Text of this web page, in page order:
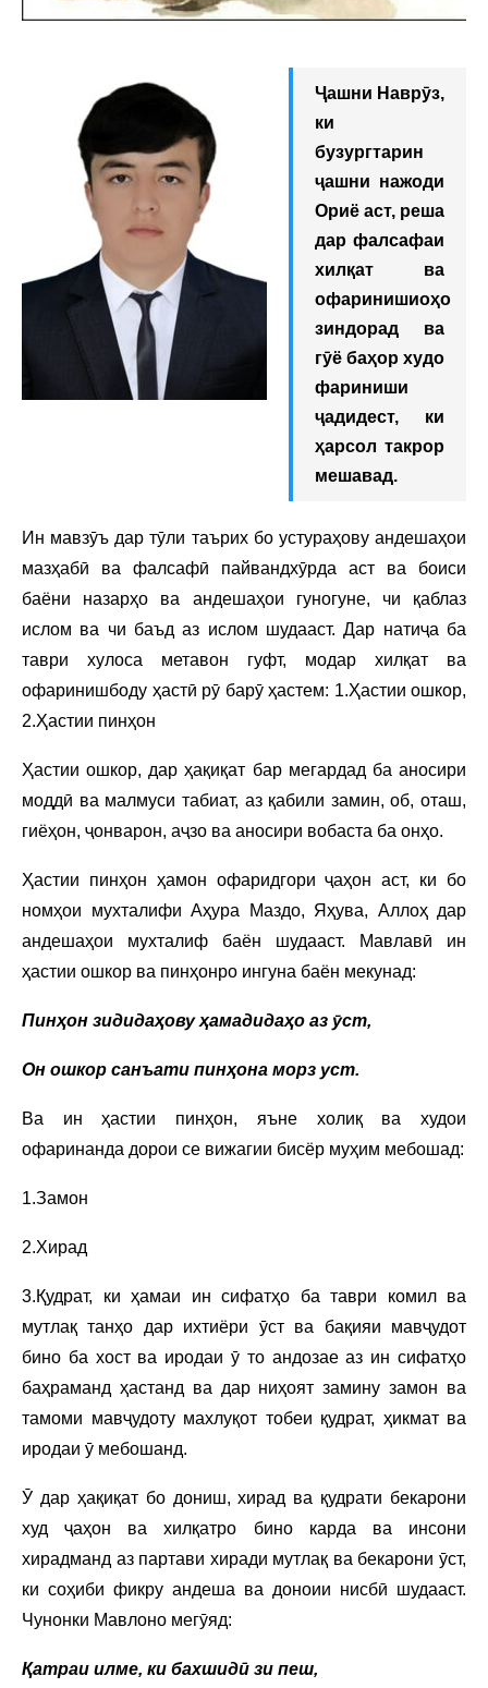
Ҷашни Наврӯз,
ки
бузургтарин
ҷашни нажоди
Ориё аст, реша
дар фалсафаи
хилқат ва
офаринишиоҳо
зиндорад ва
гӯё баҳор худо
фариниши
ҷадидест, ки
ҳарсол такрор
мешавад.
Ин мавзӯъ дар тӯли таърих бо устураҳову андешаҳои
мазҳабӣ ва фалсафӣ пайвандхӯрда аст ва боиси
баёни назарҳо ва андешаҳои гуногуне, чи қаблаз
ислом ва чи баъд аз ислом шудааст. Дар натиҷа ба
таври хулоса метавон гуфт, модар хилқат ва
офаринишбоду ҳастӣ рӯ барӯ ҳастем: 1.Ҳастии ошкор,
2.Ҳастии пинҳон
Ҳастии ошкор, дар ҳақиқат бар мегардад ба аносири
моддӣ ва малмуси табиат, аз қабили замин, об, оташ,
гиёҳон, ҷонварон, аҷзо ва аносири вобаста ба онҳо.
Ҳастии пинҳон ҳамон офаридгори ҷаҳон аст, ки бо
номҳои мухталифи Аҳура Маздо, Яҳува, Аллоҳ дар
андешаҳои мухталиф баён шудааст. Мавлавӣ ин
ҳастии ошкор ва пинҳонро ингуна баён мекунад:
Пинҳон зидидаҳову ҳамадидаҳо аз ӯст,
Он ошкор санъати пинҳона морз уст.
Ва ин ҳастии пинҳон, яъне холиқ ва худои
офаринанда дорои се вижагии бисёр муҳим мебошад:
1.Замон
2.Хирад
3.Қудрат, ки ҳамаи ин сифатҳо ба таври комил ва
мутлақ танҳо дар ихтиёри ӯст ва бақияи мавҷудот
бино ба хост ва иродаи ӯ то андозае аз ин сифатҳо
баҳраманд ҳастанд ва дар ниҳоят замину замон ва
тамоми мавҷудоту махлуқот тобеи қудрат, ҳикмат ва
иродаи ӯ мебошанд.
Ӯ дар ҳақиқат бо дониш, хирад ва қудрати бекарони
худ ҷаҳон ва хилқатро бино карда ва инсони
хирадманд аз партави хиради мутлақ ва бекарони ӯст,
ки соҳиби фикру андеша ва доноии нисбӣ шудааст.
Чунонки Мавлоно мегӯяд:
Қатраи илме, ки бахшидӣ зи пеш,